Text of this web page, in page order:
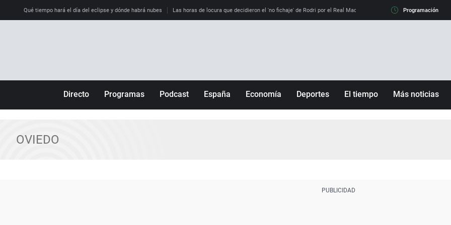
Qué tiempo hará el día del eclipse y dónde habrá nubes Las horas de locura que decidieron el 'no fichaje' de Rodri por el Real Madrid y su 'sí' al Barça La llamada
Programación
Directo Programas Podcast España Economía Deportes El tiempo Más noticias
OVIEDO